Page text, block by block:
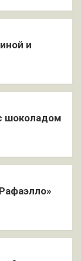
и
шоколадом